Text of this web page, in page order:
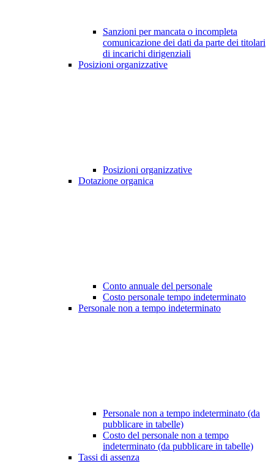
Sanzioni per mancata o incompleta
comunicazione dei dati da parte dei titolari
di incarichi dirigenziali
Posizioni organizzative
Posizioni organizzative
Dotazione organica
Conto annuale del personale
Costo personale tempo indeterminato
Personale non a tempo indeterminato
Personale non a tempo indeterminato (da
pubblicare in tabelle)
Costo del personale non a tempo
indeterminato (da pubblicare in tabelle)
Tassi di assenza